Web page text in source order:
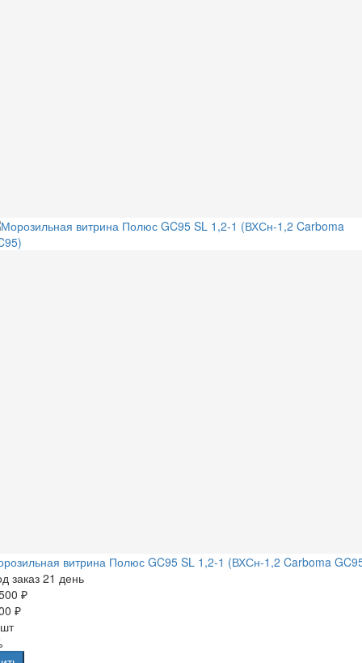
витрина Полюс GC95 SL 1,2-1 (ВХСн-1,2 Carboma
заказ 21 день
₽
₽